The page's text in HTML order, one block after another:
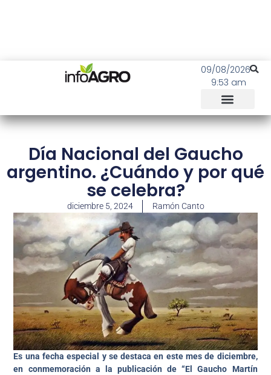
09/08/2026
9:53 am
Día Nacional del Gaucho
argentino. ¿Cuándo y por qué
se celebra?
diciembre 5, 2024 Ramón Canto
Es una fecha especial y se destaca en este mes de diciembre,
en conmemoración a la publicación de “El Gaucho Martín